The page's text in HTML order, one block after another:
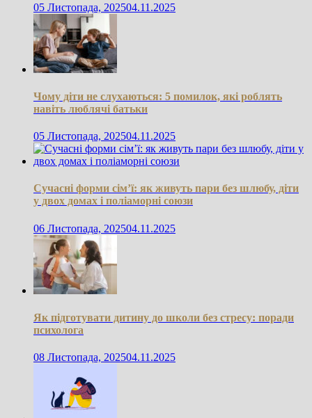
05 Листопада, 202504.11.2025
Чому діти не слухаються: 5 помилок, які роблять
навіть люблячі батьки
05 Листопада, 202504.11.2025
Сучасні форми сім’ї: як живуть пари без шлюбу, діти
у двох домах і поліаморні союзи
06 Листопада, 202504.11.2025
Як підготувати дитину до школи без стресу: поради
психолога
08 Листопада, 202504.11.2025